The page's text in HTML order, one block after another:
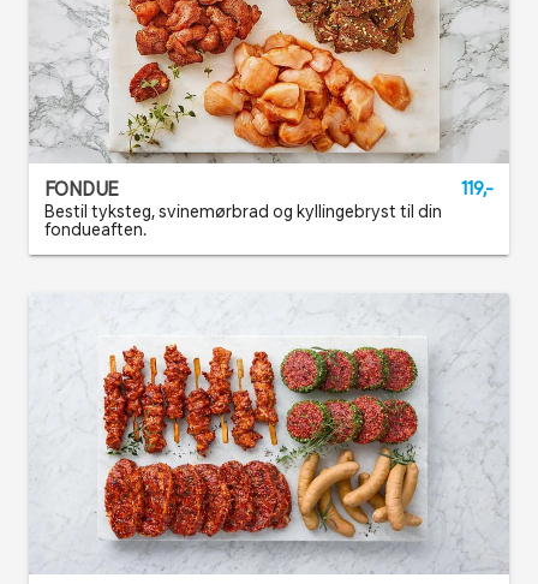
FONDUE 119,-
Bestil tyksteg, svinemørbrad og kyllingebryst til din
fondueaften.